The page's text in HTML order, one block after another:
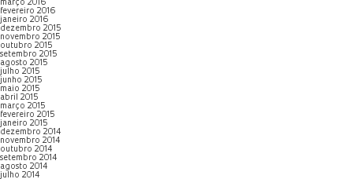
março 2016
fevereiro 2016
janeiro 2016
dezembro 2015
novembro 2015
outubro 2015
setembro 2015
agosto 2015
julho 2015
junho 2015
maio 2015
abril 2015
março 2015
fevereiro 2015
janeiro 2015
dezembro 2014
novembro 2014
outubro 2014
setembro 2014
agosto 2014
julho 2014